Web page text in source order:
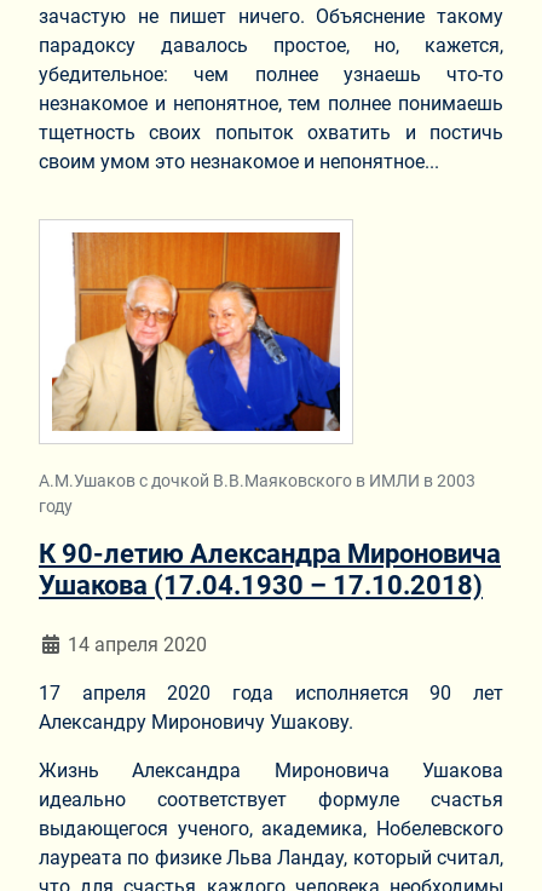
зачастую не пишет ничего. Объяснение такому
парадоксу давалось простое, но, кажется,
убедительное: чем полнее узнаешь что-то
незнакомое и непонятное, тем полнее понимаешь
тщетность своих попыток охватить и постичь
своим умом это незнакомое и непонятное...
А.М.Ушаков с дочкой В.В.Маяковского в ИМЛИ в 2003
году
К 90-летию Александра Мироновича
Ушакова (17.04.1930 – 17.10.2018)
Информация о материале
14 апреля 2020
17 апреля 2020 года исполняется 90 лет
Александру Мироновичу Ушакову.
Жизнь Александра Мироновича Ушакова
идеально соответствует формуле счастья
выдающегося ученого, академика, Нобелевского
лауреата по физике Льва Ландау, который считал,